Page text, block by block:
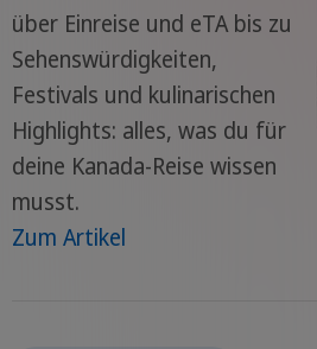
über Einreise und eTA bis zu
Sehenswürdigkeiten,
Festivals und kulinarischen
Highlights: alles, was du für
deine Kanada-Reise wissen
musst.
Zum Artikel